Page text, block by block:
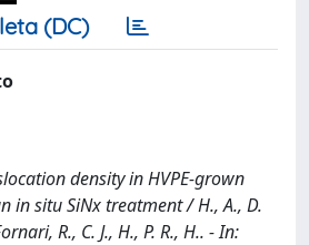
(DC)
density in HVPE-grown
in situ SiNx treatment / H., A., D.
R., C. J., H., P. R., H.. - In: